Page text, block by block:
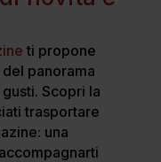
ti propone
panorama
Scopri la
trasportare
una